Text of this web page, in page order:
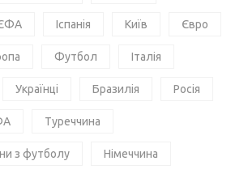
Іспанія Київ Євро
Футбол Італія
Українці Бразилія Росія
Туреччина
з футболу Німеччина